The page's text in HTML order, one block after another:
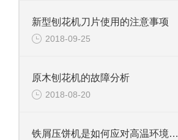
新型刨花机刀片使用的注意事项
2018-09-25
原木刨花机的故障分析
2018-08-20
铁屑压饼机是如何应对高温环境的？